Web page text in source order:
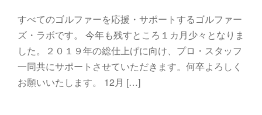
すべてのゴルファーを応援・サポートするゴルファー
ズ・ラボです。 今年も残すところ１カ月少々となりま
した。２０１９年の総仕上げに向け、プロ・スタッフ
一同共にサポートさせていただきます。何卒よろしく
お願いいたします。 12月 […]